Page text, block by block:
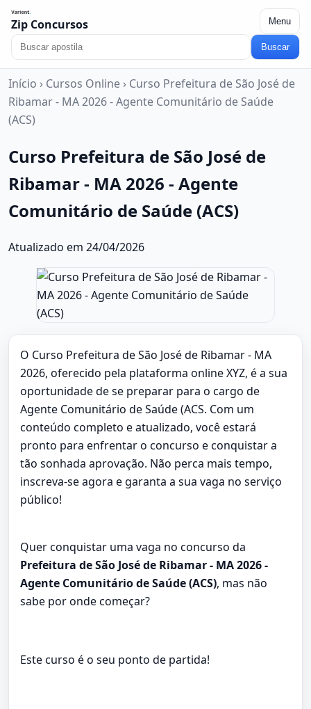
Zip Concursos Menu
Buscar
Início › Cursos Online › Curso Prefeitura de São José de
Ribamar - MA 2026 - Agente Comunitário de Saúde
(ACS)
Curso Prefeitura de São José de
Ribamar - MA 2026 - Agente
Comunitário de Saúde (ACS)
Atualizado em 24/04/2026
O Curso Prefeitura de São José de Ribamar - MA
2026, oferecido pela plataforma online XYZ, é a sua
oportunidade de se preparar para o cargo de
Agente Comunitário de Saúde (ACS. Com um
conteúdo completo e atualizado, você estará
pronto para enfrentar o concurso e conquistar a
tão sonhada aprovação. Não perca mais tempo,
inscreva-se agora e garanta a sua vaga no serviço
público!
Quer conquistar uma vaga no concurso da
Prefeitura de São José de Ribamar - MA 2026 -
Agente Comunitário de Saúde (ACS), mas não
sabe por onde começar?
Este curso é o seu ponto de partida!